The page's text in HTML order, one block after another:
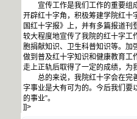
宣传工作是我们工作的重要组成
开辟红十字角，积极筹建学院红十
国红十字报》上，并有多篇报道刊
较大程度地宣传了我院的红十字工
胞捐献知识、卫生科普知识等。加
做到普及红十字知识和健康教育工
走上正轨后取得了一定的成绩，为
总的来说，我院红十字会在完善
字事业是大有可为的。今后我们要
的事业”。
]]>